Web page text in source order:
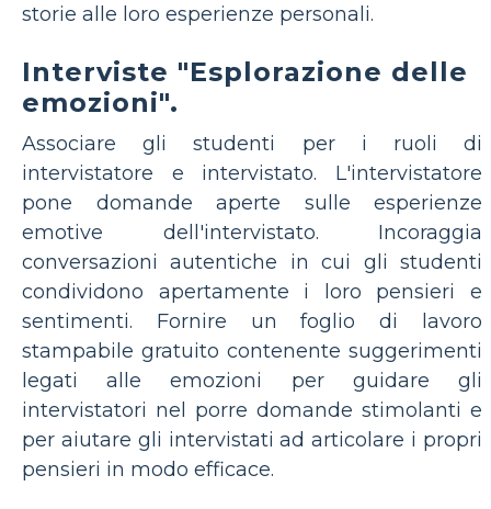
storie alle loro esperienze personali.
Interviste "Esplorazione delle
emozioni".
Associare gli studenti per i ruoli di
intervistatore e intervistato. L'intervistatore
pone domande aperte sulle esperienze
emotive dell'intervistato. Incoraggia
conversazioni autentiche in cui gli studenti
condividono apertamente i loro pensieri e
sentimenti. Fornire un foglio di lavoro
stampabile gratuito contenente suggerimenti
legati alle emozioni per guidare gli
intervistatori nel porre domande stimolanti e
per aiutare gli intervistati ad articolare i propri
pensieri in modo efficace.